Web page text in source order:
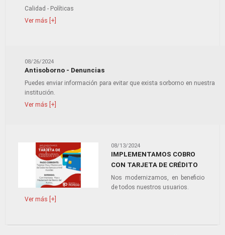
Calidad - Políticas
Ver más [+]
08/26/2024
Antisoborno - Denuncias
Puedes enviar información para evitar que exista sorborno en nuestra
institución.
Ver más [+]
08/13/2024
IMPLEMENTAMOS COBRO
CON TARJETA DE CRÉDITO
Nos modernizamos, en beneficio
de todos nuestros usuarios.
Ver más [+]